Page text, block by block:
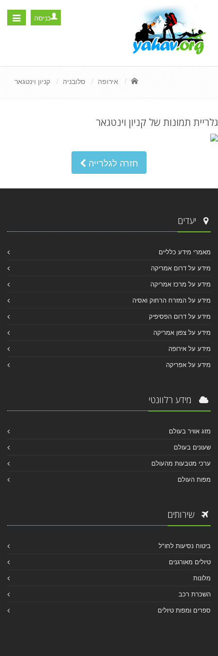
Toggle
כניסה
אירופה סלובניה קניון וינטגאר
גלריית תמונות של קניון וינטגאר
חזרה לגלרייה
יעדים
מאמרי מידע כלליים
מידע על דרום אמריקה
מידע על מרכז אמריקה
מידע על המזרח הרחוק ואסיה
מידע על דרום הפסיפיק
מידע על צפון אמריקה
מידע על אירופה
מידע על אפריקה
מידע רלוונטי
מזג אוויר בעולם
שעונים בעולם
ערכי מטבעות מהעולם
מפות העולם
שירותים
ביטוח נסיעות לחו"ל
טיולים מאורגנים
מלונות
השכרת רכב
ספרים ומפות טיולים